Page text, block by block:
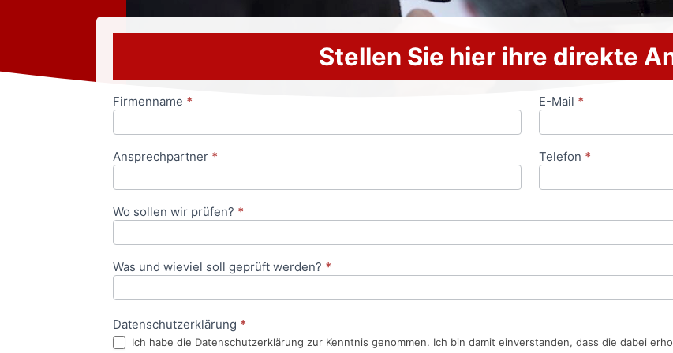
Stellen Sie hier ihre direkte
Anfrageformular
Firmenname * E-Mail *
Ansprechpartner * Telefon *
Wo sollen wir prüfen? *
Was und wieviel soll geprüft werden? *
Datenschutzerklärung *
Ich habe die Datenschutzerklärung zur Kenntnis genommen. Ich bin damit einverstanden, dass die dabei